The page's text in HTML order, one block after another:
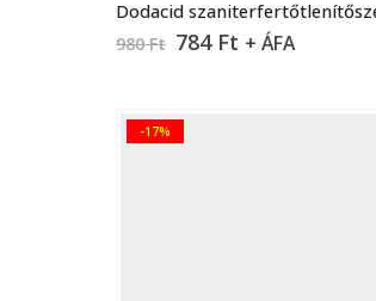
980Ft 784 Ft + ÁFA
-17%